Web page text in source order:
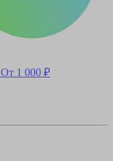
От 1 000 ₽